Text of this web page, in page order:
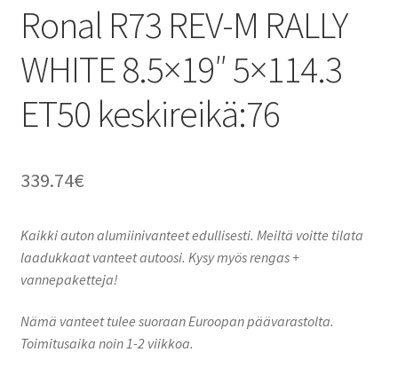
Ronal R73 REV-M RALLY
WHITE 8.5×19″ 5×114.3
ET50 keskireikä:76
339.74€
Kaikki auton alumiinivanteet edullisesti. Meiltä voitte tilata
laadukkaat vanteet autoosi. Kysy myös rengas +
vannepaketteja!
Nämä vanteet tulee suoraan Euroopan päävarastolta.
Toimitusaika noin 1-2 viikkoa.